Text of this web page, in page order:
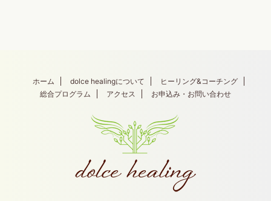
ホーム dolce healingについて
ヒーリング&コーチング
総合プログラム
アクセス お申込み・お問い合わせ